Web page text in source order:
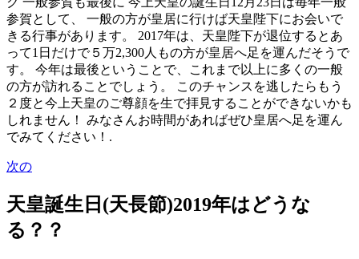
参賀として、 一般の方が皇居に行けば天皇陛下にお会いで
きる行事があります。 2017年は、天皇陛下が退位するとあ
って1日だけで５万2,300人もの方が皇居へ足を運んだそうで
す。 今年は最後ということで、これまで以上に多くの一般
の方が訪れることでしょう。 このチャンスを逃したらもう
２度と今上天皇のご尊顔を生で拝見することができないかも
しれません！ みなさんお時間があればぜひ皇居へ足を運ん
でみてください！.
次の
天皇誕生日(天長節)2019年はどうな
る？？